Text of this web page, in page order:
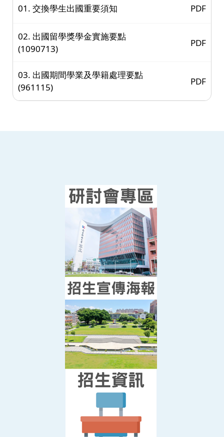
01. 交換學生出國重要須知 PDF
02. 出國留學獎學金實施要點
(1090713)
PDF
03. 出國期間學業及學籍處理要點
(961115)
PDF